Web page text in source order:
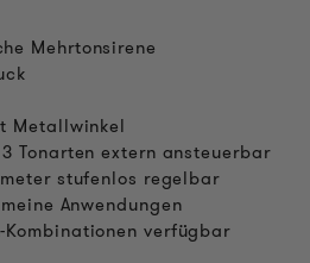
Mehrtonsirene
Metallwinkel
Tonarten extern ansteuerbar
stufenlos regelbar
Anwendungen
Kombinationen verfügbar